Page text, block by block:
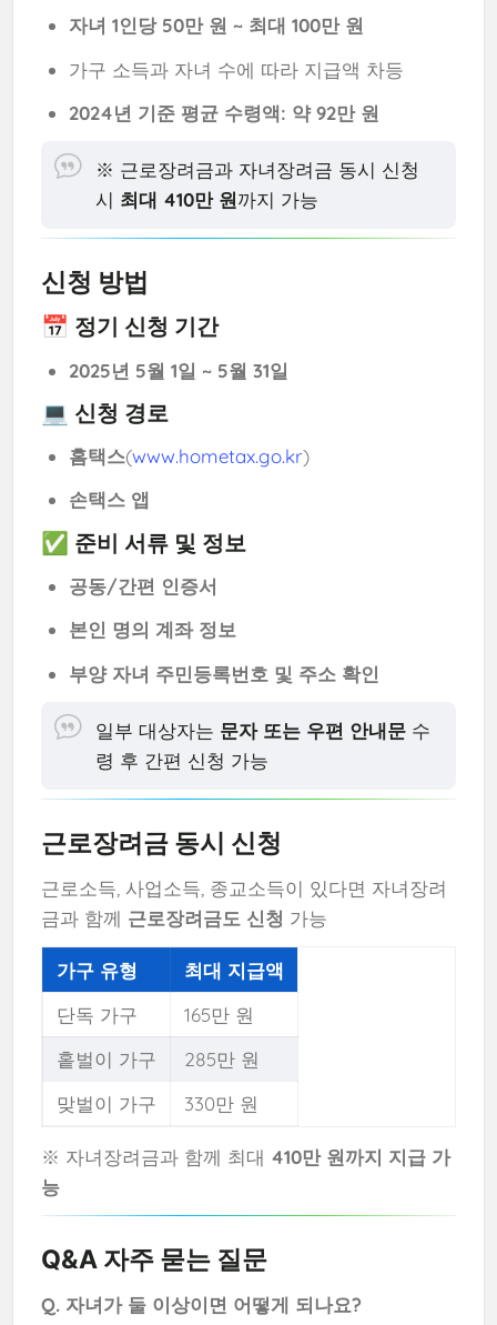
자녀 1인당 50만 원 ~ 최대 100만 원
가구 소득과 자녀 수에 따라 지급액 차등
2024년 기준 평균 수령액: 약 92만 원
※ 근로장려금과 자녀장려금 동시 신청
시 최대 410만 원까지 가능
신청 방법
📅 정기 신청 기간
2025년 5월 1일 ~ 5월 31일
💻 신청 경로
홈택스(www.hometax.go.kr)
손택스 앱
✅ 준비 서류 및 정보
공동/간편 인증서
본인 명의 계좌 정보
부양 자녀 주민등록번호 및 주소 확인
일부 대상자는 문자 또는 우편 안내문 수
령 후 간편 신청 가능
근로장려금 동시 신청
근로소득, 사업소득, 종교소득이 있다면 자녀장려
금과 함께 근로장려금도 신청 가능
가구 유형
최대 지급액
단독 가구
165만 원
홑벌이 가구
285만 원
맞벌이 가구
330만 원
※ 자녀장려금과 함께 최대 410만 원까지 지급 가
능
Q&A 자주 묻는 질문
Q. 자녀가 둘 이상이면 어떻게 되나요?